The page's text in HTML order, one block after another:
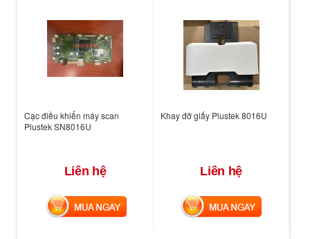
Cạc điều khiển máy scan
Plustek SN8016U
Liên hệ
MUA NGAY
Khay đỡ giấy Plustek 8016U
Liên hệ
MUA NGAY